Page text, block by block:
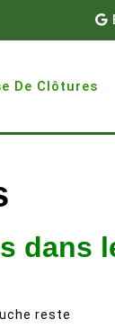
De Clôtures
dans
reste